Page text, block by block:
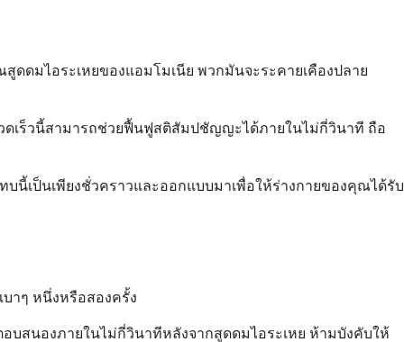
ดมไอระเหยของแอมโมเนีย พวกมันจะระคายเคืองปลาย
วดเร็วนี้สามารถช่วยฟื้นฟูสติสัมปชัญญะได้ภายในไม่กี่วินาที ถือ
เป็นเพียงชั่วคราวและออกแบบมาเพื่อให้ร่างกายของคุณได้รับ
าๆ หนึ่งหรือสองครั้ง
สนองภายในไม่กี่วินาทีหลังจากสูดดมไอระเหย ห้ามบังคับให้